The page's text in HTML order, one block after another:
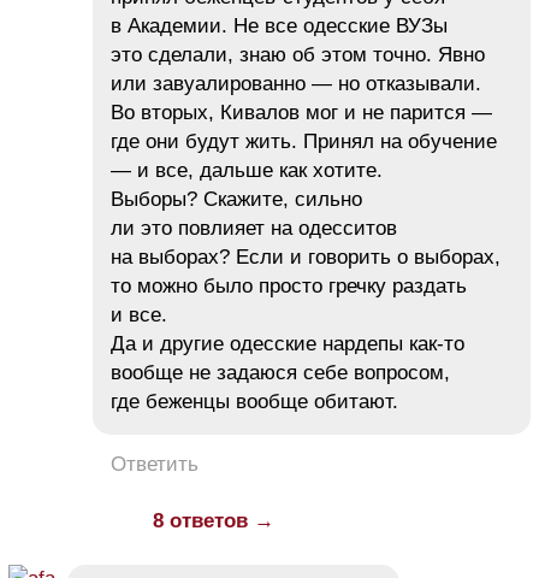
в Академии. Не все одесские ВУЗы
это сделали, знаю об этом точно. Явно
или завуалированно — но отказывали.
Во вторых, Кивалов мог и не парится —
где они будут жить. Принял на обучение
— и все, дальше как хотите.
Выборы? Скажите, сильно
ли это повлияет на одесситов
на выборах? Если и говорить о выборах,
то можно было просто гречку раздать
и все.
Да и другие одесские нардепы как-то
вообще не задаюся себе вопросом,
где беженцы вообще обитают.
Ответить
8 ответов →